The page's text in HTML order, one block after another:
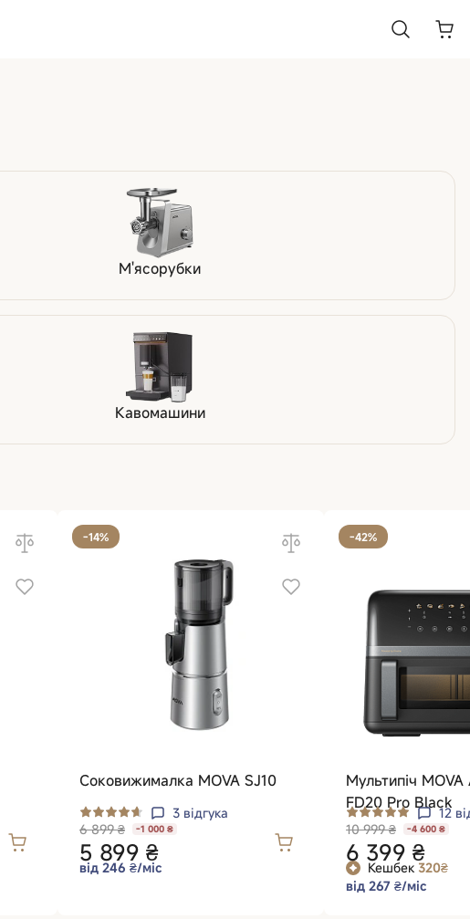
М'ясорубки
Кавомашини
-14%
Соковижималка MOVA SJ10
3 відгука
6 899 ₴
-1 000 ₴
5 899 ₴
від 246 ₴/міс
-42%
Мультипіч
FD20 Pro Black
12
10 999 ₴
-4 600 ₴
6 399 ₴
Кешбек 320₴
від 267 ₴/міс